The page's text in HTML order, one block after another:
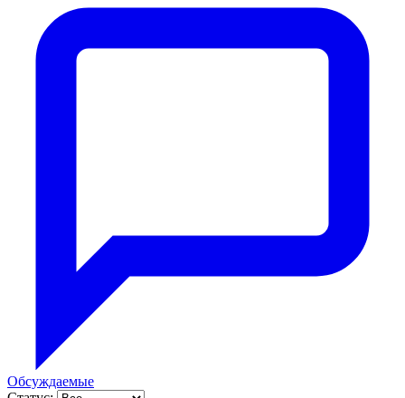
Обсуждаемые